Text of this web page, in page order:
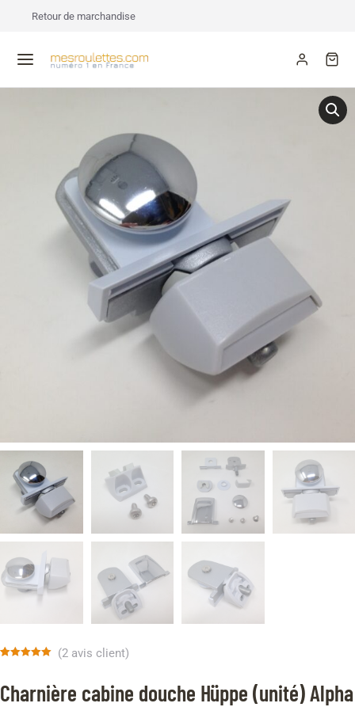
Retour de marchandise
Charnière cabine douche Hüppe (unité) Alpha
sur
notations
(2avis client)